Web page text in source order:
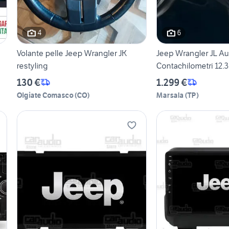
4
Volante pelle Jeep Wrangler JK
restyling
130 €
Olgiate Comasco(CO)
6
Jeep Wrangler JL Autoradio /
Contachilometri 12.3
1.299 €
Marsala (TP)